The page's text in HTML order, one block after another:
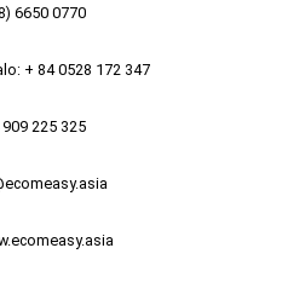
6650 0770
+ 84 0528 172 347
225 325